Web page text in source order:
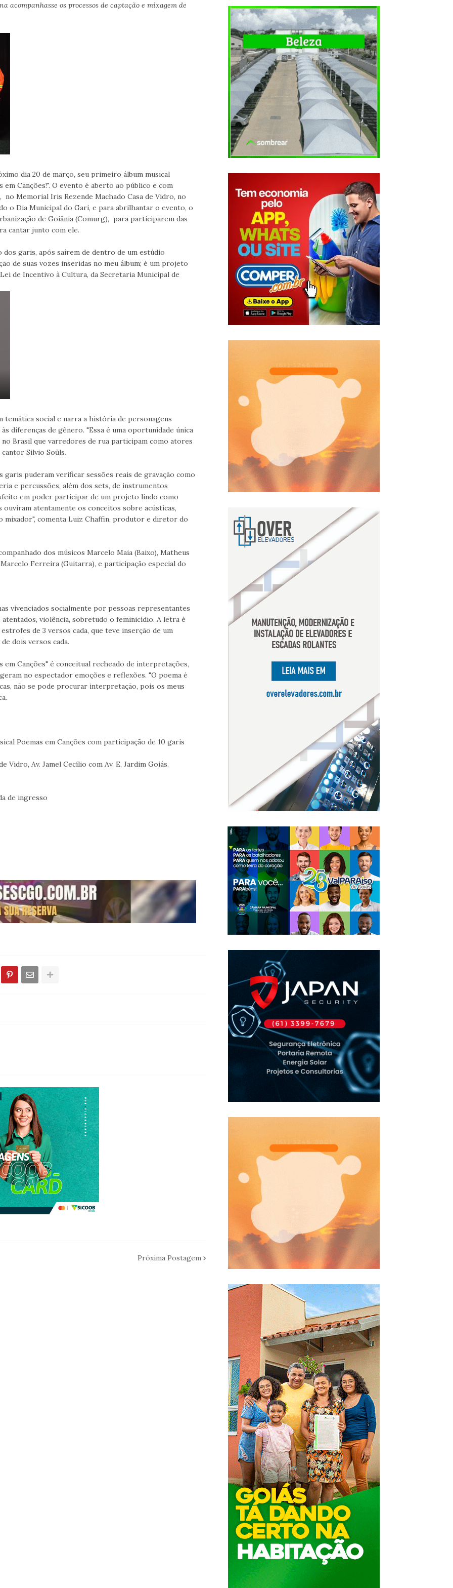
acompanhasse os processos de captação e mixagem de
dia 20 de março, seu primeiro álbum musical
Canções!". O evento é aberto ao público e com
Memorial Iris Rezende Machado Casa de Vidro, no
o Dia Municipal do Gari, e para abrilhantar o evento, o
de Goiânia (Comurg), para participarem das
cantar junto com ele.
garis, após saírem de dentro de um estúdio
de suas vozes inseridas no meu álbum; é um projeto
de Incentivo à Cultura, da Secretaria Municipal de
temática social e narra a história de personagens
diferenças de gênero. "Essa é uma oportunidade única
Brasil que varredores de rua participam como atores
Silvio Soũls.
puderam verificar sessões reais de gravação como
e percussões, além dos sets, de instrumentos
em poder participar de um projeto lindo como
atentamente os conceitos sobre acústicas,
mixador", comenta Luiz Chaffin, produtor e diretor do
dos músicos Marcelo Maia (Baixo), Matheus
Ferreira (Guitarra), e participação especial do
vivenciados socialmente por pessoas representantes
violência, sobretudo o feminicídio. A letra é
de 3 versos cada, que teve inserção de um
dois versos cada.
Canções" é conceitual recheado de interpretações,
no espectador emoções e reflexões. "O poema é
não se pode procurar interpretação, pois os meus
Poemas em Canções com participação de 10 garis
Vidro, Av. Jamel Cecílio com Av. E, Jardim Goiás.
de ingresso
Próxima Postagem